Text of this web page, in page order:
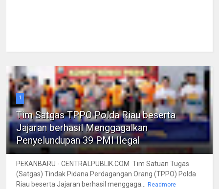
1
Tim Satgas TPPO Polda Riau beserta
Jajaran berhasil Menggagalkan
Penyelundupan 39 PMI Ilegal
PEKANBARU - CENTRALPUBLIK.COM Tim Satuan Tugas
(Satgas) Tindak Pidana Perdagangan Orang (TPPO) Polda
Riau beserta Jajaran berhasil menggaga...
Readmore